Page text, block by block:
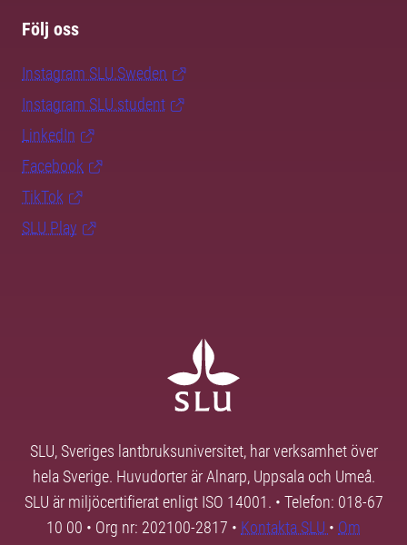
Följ oss
Instagram SLU.Sweden
Instagram SLU.student
LinkedIn
Facebook
TikTok
SLU Play
SLU, Sveriges lantbruksuniversitet, har verksamhet över
hela Sverige. Huvudorter är Alnarp, Uppsala och Umeå.
SLU är miljöcertifierat enligt ISO 14001. • Telefon: 018-67
10 00 • Org nr: 202100-2817 • Kontakta SLU • Om